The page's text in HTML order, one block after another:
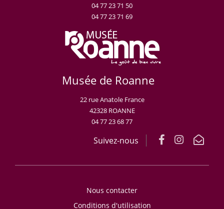
04 77 23 71 50
04 77 23 71 69
Musée de Roanne
22 rue Anatole France
42328 ROANNE
04 77 23 68 77
Suivez-nous
Nous contacter
Conditions d'utilisation